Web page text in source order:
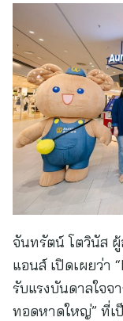
จันทรัตน์ โตวินัส
แอนส์ เปิดเผยว่า
รับแรงบันดาลใจจ
ทอดหาดใหญ่” ที่เ